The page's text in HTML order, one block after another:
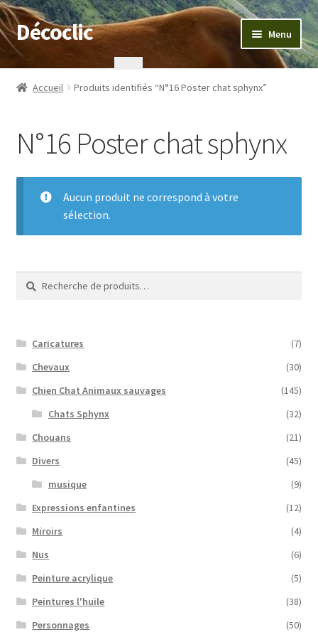
Aller
à
navigation
Aller
au
Décoclic Menu
Accueil
Commande
Contact
Mentions légales
Panier
WPMS HTML Sitemap
Accueil Produits identifiés “N°16 Poster chat sphynx”
N°16 Poster chat sphynx
Aucun produit ne correspond à votre
sélection.
Recherche
pour :
Recherche
Caricatures
(7)
Chevaux
(30)
Chien Chat Animaux sauvages
(145)
Chats Sphynx
(32)
Chouans
(21)
Divers
(45)
musique
(9)
Expressions enfantines
(12)
Miroirs
(4)
Nus
(6)
Peinture acrylique
(5)
Peintures l'huile
(38)
Personnages
(50)